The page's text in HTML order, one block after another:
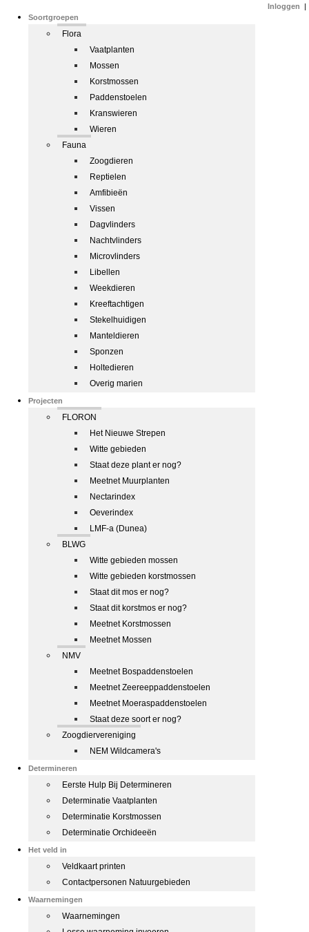
Soortgroepen
Flora
Vaatplanten
Mossen
Korstmossen
Paddenstoelen
Kranswieren
Wieren
Fauna
Zoogdieren
Reptielen
Amfibieën
Vissen
Dagvlinders
Nachtvlinders
Microvlinders
Libellen
Weekdieren
Kreeftachtigen
Stekelhuidigen
Manteldieren
Sponzen
Holtedieren
Overig marien
Projecten
FLORON
Het Nieuwe Strepen
Witte gebieden
Staat deze plant er nog?
Meetnet Muurplanten
Nectarindex
Oeverindex
LMF-a (Dunea)
BLWG
Witte gebieden mossen
Witte gebieden korstmossen
Staat dit mos er nog?
Staat dit korstmos er nog?
Meetnet Korstmossen
Meetnet Mossen
NMV
Meetnet Bospaddenstoelen
Meetnet Zeereeppaddenstoelen
Meetnet Moeraspaddenstoelen
Staat deze soort er nog?
Zoogdiervereniging
NEM Wildcamera's
Determineren
Eerste Hulp Bij Determineren
Determinatie Vaatplanten
Determinatie Korstmossen
Determinatie Orchideeën
Het veld in
Veldkaart printen
Contactpersonen Natuurgebieden
Waarnemingen
Waarnemingen
Inloggen |